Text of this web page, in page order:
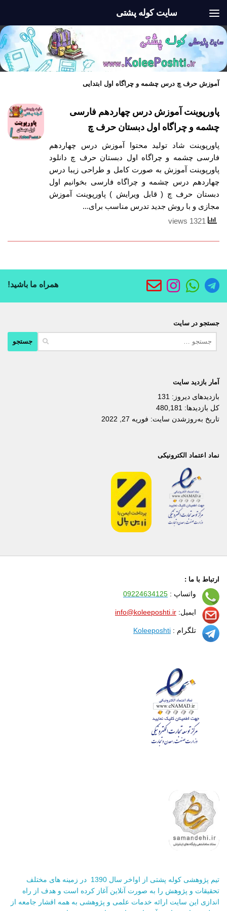
سایت کوله پشتی
آموزش حرف چ درس چشمه و چراگاه اول ابتدایی
پاورپوینت آموزش درس چهاردهم فارسی
چشمه و چراگاه اول دبستان حرف چ
پاورپوینت شاد تولید محتوا آموزش درس چهاردهم
فارسی چشمه و چراگاه اول دبستان حرف چ دانلود
پاورپوینت آموزش به صورت کامل و طراحی زیبا درس
چهاردهم درس چشمه و چراگاه فارسی بخوانیم اول
دبستان حرف چ ( قابل ویرایش ) پاورپوینت آموزش
مجازی و با روش جدید تدرس مناسب برای...
همراه ما باشید!
جستجو در سایت
آمار بازدید سایت
بازدیدهای دیروز: 131
کل بازدیدها: 480,181
تاریخ به‌روزشدن سایت: فوریه 27, 2022
نماد اعتماد الکترونیکی
ارتباط با ما :
واتساپ : 09224634125
ایمیل: info@koleeposhti.ir
تلگرام : Koleeposhti
تیم پژوهشی کوله پشتی از اواخر سال 1390 در زمینه های مختلف
تحقیقات و پژوهش را به صورت آنلاین آغاز کرده است و هدف از راه
اندازی این سایت ارائه خدمات علمی و پژوهشی به همه اقشار جامعه از